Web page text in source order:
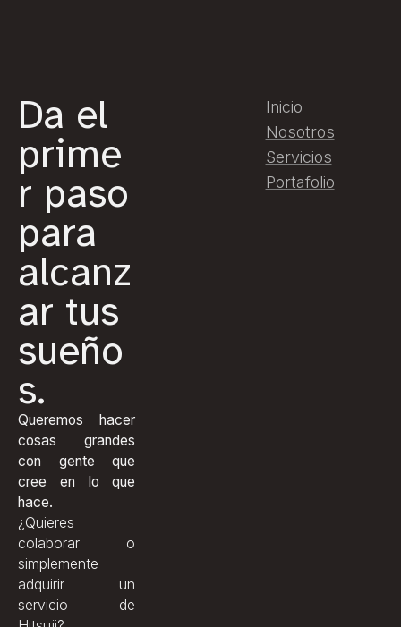
Da el
prime
r paso
para
alcanz
ar tus
sueño
s.
Queremos hacer
cosas grandes
con gente que
cree en lo que
hace.
¿Quieres
colaborar o
simplemente
adquirir un
servicio de
Inicio
Nosotros
Servicios
Portafolio